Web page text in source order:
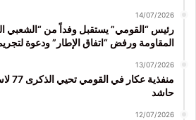
14/07/2026
رئيس “القومي” يستقبل وفداً من “الشعبي
المقاومة ورفض “اتفاق الإطار” ودعوة
13/07/2026
حاشد
12/07/2026